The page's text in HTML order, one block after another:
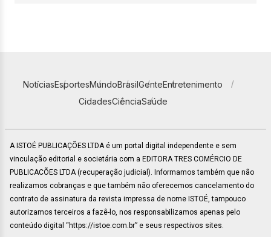
NotíciasEsportesMundoBrasilGenteEntretenimento
CidadesCiênciaSaúde
A ISTOÉ PUBLICAÇÕES LTDA é um portal digital independente e sem
vinculação editorial e societária com a EDITORA TRES COMÉRCIO DE
PUBLICACÕES LTDA (recuperação judicial). Informamos também que não
realizamos cobranças e que também não oferecemos cancelamento do
contrato de assinatura da revista impressa de nome ISTOÉ, tampouco
autorizamos terceiros a fazê-lo, nos responsabilizamos apenas pelo
conteúdo digital “https://istoe.com.br” e seus respectivos sites.